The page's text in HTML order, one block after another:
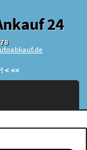
24
< <<